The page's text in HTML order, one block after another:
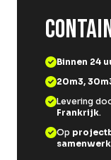
Binnen 24
20m3,
Levering
Frankrijk.
Op